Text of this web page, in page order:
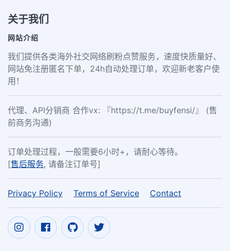
关于我们
网站介绍
我们提供各类海外社交网络刷粉点赞服务，速度快质量好、
网站免注册匿名下单，24h自动处理订单，欢迎新老客户使
用！
代理、API分销商 合作vx: 『https://t.me/buyfensi/』 (售
前商务沟通)
订单处理过程，一般需要6小时+，请耐心等待。
[售后服务, 请备注订单号]
Privacy Policy Terms of Service Contact